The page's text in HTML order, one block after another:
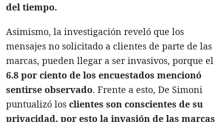
del tiempo.
Asimismo, la investigación reveló que los
mensajes no solicitado a clientes de parte de las
marcas, pueden llegar a ser invasivos, porque el
6.8 por ciento de los encuestados mencionó
sentirse observado. Frente a esto, De Simoni
puntualizó los clientes son conscientes de su
privacidad, por esto la invasión de las marcas